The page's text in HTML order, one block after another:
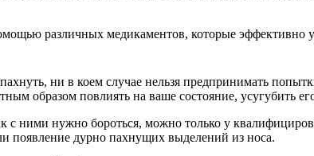
различных медикаментов, которые
ни в коем случае нельзя предпринимать
образом повлиять на ваше состояние, усугубить
ними нужно бороться, можно только у
появление дурно пахнущих выделений из носа.